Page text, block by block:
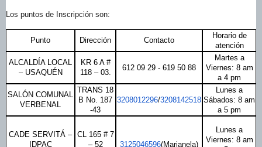
Los puntos de Inscripción son:
Punto Dirección Contacto
Horario de
atención
ALCALDÍA LOCAL
– USAQUÉN
KR 6 A #
118 – 03.
612 09 29 - 619 50 88
Martes a
Viernes: 8 am
a 4 pm
SALÓN COMUNAL
VERBENAL
TRANS 18
B No. 187
-43
3208012296/3208142518
Lunes a
Sábados: 8 am
a 5 pm
CADE SERVITÁ –
IDPAC
CL 165 # 7
– 52
3125046596(Marianela)
Lunes a
Viernes: 8 am